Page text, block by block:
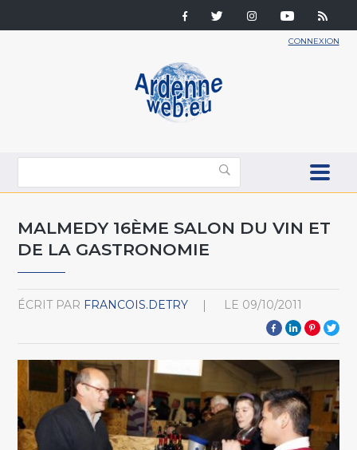
CONNEXION
MALMEDY 16ÈME SALON DU VIN ET
DE LA GASTRONOMIE
ÉCRIT PAR FRANCOIS.DETRY LE 09/10/2011